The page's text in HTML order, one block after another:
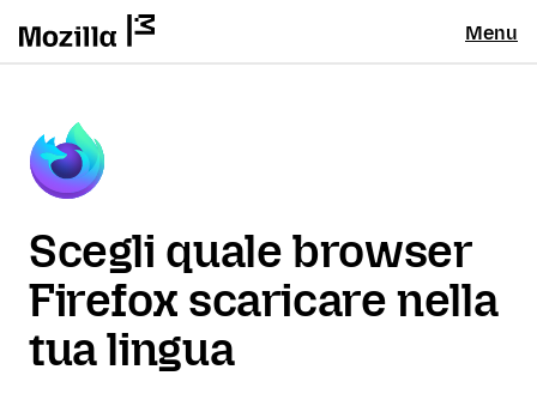
Menu
Scegli quale browser
Firefox scaricare nella
tua lingua